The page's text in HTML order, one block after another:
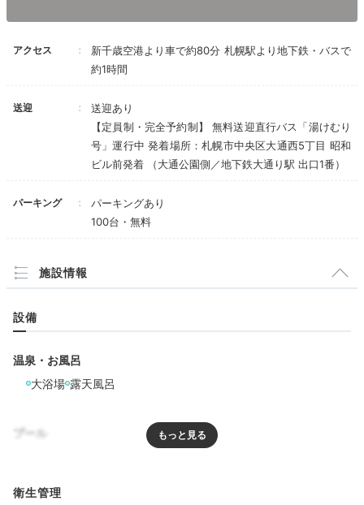
tatehoramiki___
場の近くに休憩スペースがあり、のんびりしました。
風呂上がり用のアイスも美味しかったです。
美しくておいしい
ないんだと思いました。
はないですが。
最低ラインでも高級な宿なのでそう考えると金額
アクセス
新千歳空港より車で約80分 札幌駅より地下鉄・バスで
約1時間
送迎
送迎あり
【定員制・完全予約制】 無料送迎直行バス「湯けむり
号」運行中 発着場所：札幌市中央区大通西5丁目 昭和
ビル前発着 （大通公園側／地下鉄大通り駅 出口1番）
パーキング
パーキングあり
100台・無料
施設情報
設備
温泉・お風呂
大浴場 露天風呂
プール
リラクゼーション
衛生管理